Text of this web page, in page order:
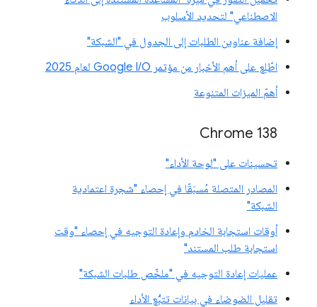
الاصطناعي" لتحديد الأسلوب
إضافة عناوين الطلبات إلى الجدول في "الشبكة"
اطّلِع على أهم الأخبار من مؤتمر Google I/O لعام 2025
أهمّ الميزات المتنوعة
‫Chrome 138
تحسينات على "لوحة الأداء"
المصادر المتصلة مُسبَقًا في إحصاء "شجرة اعتمادية
الشبكة"
أوقات استجابة الخادم وإعادة التوجيه في إحصاء "وقت
استجابة طلب المستند"
عمليات إعادة التوجيه في "ملخّص طلبات الشبكة"
تقليل الضوضاء في بيانات تتبُّع الأداء